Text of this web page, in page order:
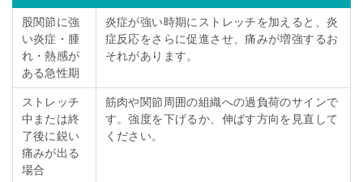
股関節に強
い炎症・腫
れ・熱感が
ある急性期
炎症が強い時期にストレッチを加えると、炎
症反応をさらに促進させ、痛みが増強するお
それがあります。
ストレッチ
中または終
了後に鋭い
痛みが出る
場合
筋肉や関節周囲の組織への過負荷のサインで
す。強度を下げるか、伸ばす方向を見直して
ください。